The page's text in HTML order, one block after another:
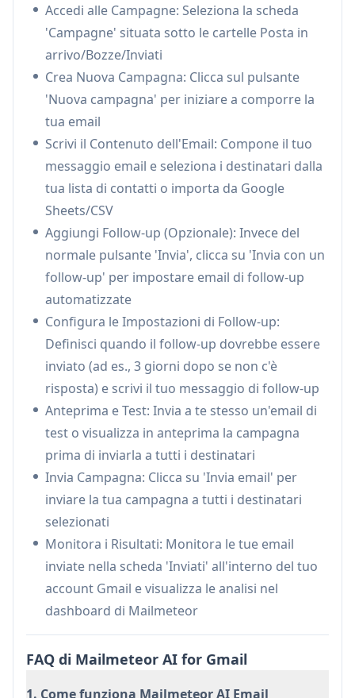
basate sulle interazioni dei destinatari
(nessuna risposta, nessuna apertura) con
tempistiche e modelli personalizzabili
Mail Merge con Tracciamento:Invia email di
massa personalizzate a più destinatari con la
possibilità di tracciare aperture, clic e metriche
di engagement
Integrazione Nativa di Gmail:Funziona senza
problemi all'interno dell'interfaccia di Gmail
senza richiedere dashboard o strumenti
esterni, mantenendo un'esperienza utente
familiare
Casi d'uso di Mailmeteor AI for Gmail
Vendite e Marketing: Invia campagne di
contatto personalizzate e segui
automaticamente i lead per aumentare i tassi
di conversione
Reclutamento: Gestisci le comunicazioni e i
follow-up con i candidati durante i processi di
assunzione, assicurandoti che nessun
potenziale candidato venga trascurato
Assistenza Clienti: Invia follow-up
automatizzati per i ticket di supporto e
assicurati una corretta chiusura delle richieste
dei clienti
Gestione Eventi: Invia inviti agli eventi e
promemoria automatizzati per ridurre le
Vantaggi
Accedi alle Campagne: Seleziona la scheda
'Campagne' situata sotto le cartelle Posta in
arrivo/Bozze/Inviati
Crea Nuova Campagna: Clicca sul pulsante
'Nuova campagna' per iniziare a comporre la
tua email
Scrivi il Contenuto dell'Email: Compone il tuo
messaggio email e seleziona i destinatari dalla
tua lista di contatti o importa da Google
Sheets/CSV
Aggiungi Follow-up (Opzionale): Invece del
normale pulsante 'Invia', clicca su 'Invia con un
follow-up' per impostare email di follow-up
automatizzate
Configura le Impostazioni di Follow-up:
Definisci quando il follow-up dovrebbe essere
inviato (ad es., 3 giorni dopo se non c'è
risposta) e scrivi il tuo messaggio di follow-up
Anteprima e Test: Invia a te stesso un'email di
test o visualizza in anteprima la campagna
prima di inviarla a tutti i destinatari
Invia Campagna: Clicca su 'Invia email' per
inviare la tua campagna a tutti i destinatari
selezionati
Monitora i Risultati: Monitora le tue email
inviate nella scheda 'Inviati' all'interno del tuo
account Gmail e visualizza le analisi nel
dashboard di Mailmeteor
FAQ di Mailmeteor AI for Gmail
1. Come funziona Mailmeteor AI Email